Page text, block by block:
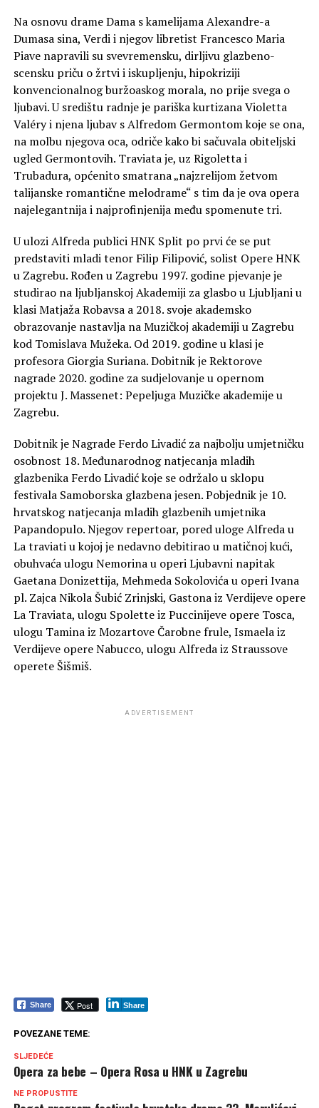
Na osnovu drame Dama s kamelijama Alexandre-a
Dumasa sina, Verdi i njegov libretist Francesco Maria
Piave napravili su svevremensku, dirljivu glazbeno-
scensku priču o žrtvi i iskupljenju, hipokriziji
konvencionalnog buržoaskog morala, no prije svega o
ljubavi. U središtu radnje je pariška kurtizana Violetta
Valéry i njena ljubav s Alfredom Germontom koje se ona,
na molbu njegova oca, odriče kako bi sačuvala obiteljski
ugled Germontovih. Traviata je, uz Rigoletta i
Trubadura, općenito smatrana „najzrelijom žetvom
talijanske romantične melodrame“ s tim da je ova opera
najelegantnija i najprofinjenija među spomenute tri.
U ulozi Alfreda publici HNK Split po prvi će se put
predstaviti mladi tenor Filip Filipović, solist Opere HNK
u Zagrebu. Rođen u Zagrebu 1997. godine pjevanje je
studirao na ljubljanskoj Akademiji za glasbo u Ljubljani u
klasi Matjaža Robavsa a 2018. svoje akademsko
obrazovanje nastavlja na Muzičkoj akademiji u Zagrebu
kod Tomislava Mužeka. Od 2019. godine u klasi je
profesora Giorgia Suriana. Dobitnik je Rektorove
nagrade 2020. godine za sudjelovanje u opernom
projektu J. Massenet: Pepeljuga Muzičke akademije u
Zagrebu.
Dobitnik je Nagrade Ferdo Livadić za najbolju umjetničku
osobnost 18. Međunarodnog natjecanja mladih
glazbenika Ferdo Livadić koje se održalo u sklopu
festivala Samoborska glazbena jesen. Pobjednik je 10.
hrvatskog natjecanja mladih glazbenih umjetnika
Papandopulo. Njegov repertoar, pored uloge Alfreda u
La traviati u kojoj je nedavno debitirao u matičnoj kući,
obuhvaća ulogu Nemorina u operi Ljubavni napitak
Gaetana Donizettija, Mehmeda Sokolovića u operi Ivana
pl. Zajca Nikola Šubić Zrinjski, Gastona iz Verdijeve opere
La Traviata, ulogu Spolette iz Puccinijeve opere Tosca,
ulogu Tamina iz Mozartove Čarobne frule, Ismaela iz
Verdijeve opere Nabucco, ulogu Alfreda iz Straussove
operete Šišmiš.
ADVERTISEMENT
Share Post Share
POVEZANE TEME:
SLJEDEĆE
Opera za bebe – Opera Rosa u HNK u Zagrebu
NE PROPUSTITE